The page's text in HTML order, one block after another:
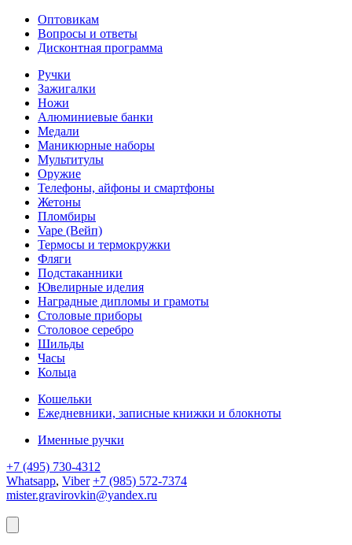
Оптовикам
Вопросы и ответы
Дисконтная программа
Ручки
Зажигалки
Ножи
Алюминиевые банки
Медали
Маникюрные наборы
Мультитулы
Оружие
Телефоны, айфоны и смартфоны
Жетоны
Пломбиры
Vape (Вейп)
Термосы и термокружки
Фляги
Подстаканники
Ювелирные иделия
Наградные дипломы и грамоты
Столовые приборы
Столовое серебро
Шильды
Часы
Кольца
Кошельки
Ежедневники, записные книжки и блокноты
Именные ручки
+7 (495) 730-4312
Whatsapp, Viber +7 (985) 572-7374
mister.gravirovkin@yandex.ru